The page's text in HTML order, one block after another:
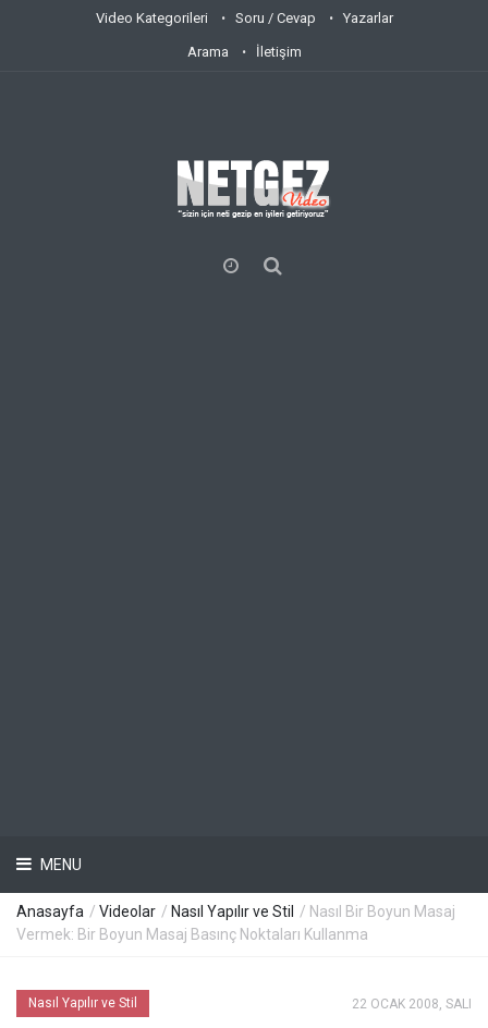
Video Kategorileri Soru / Cevap Yazarlar
Arama İletişim
MENU
Anasayfa / Videolar / Nasıl Yapılır ve Stil
/ Nasıl Bir Boyun Masaj
Vermek: Bir Boyun Masaj Basınç Noktaları Kullanma
Nasıl Yapılır ve Stil 22 OCAK 2008, SALI